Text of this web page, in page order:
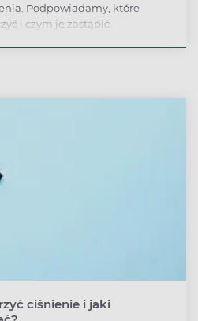
Podpowiadamy, które
i czym je zastąpić.
ciśnienie i jaki